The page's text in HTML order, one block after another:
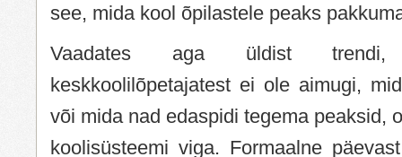
see, mida kool õpilastele peaks
Vaadates aga üldist
keskkoolilõpetajatest ei ole aimugi,
või mida nad edaspidi tegema peaksid,
koolisüsteemi viga. Formaalne